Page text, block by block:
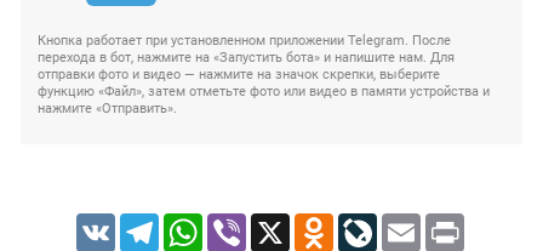
Кнопка работает при установленном приложении Telegram. После
перехода в бот, нажмите на «Запустить бота» и напишите нам. Для
отправки фото и видео — нажмите на значок скрепки, выберите
функцию «Файл», затем отметьте фото или видео в памяти устройства и
нажмите «Отправить».
VK TelegramWhatsApp
Viber X Odnoklassniki
LiveJournal
Email Print